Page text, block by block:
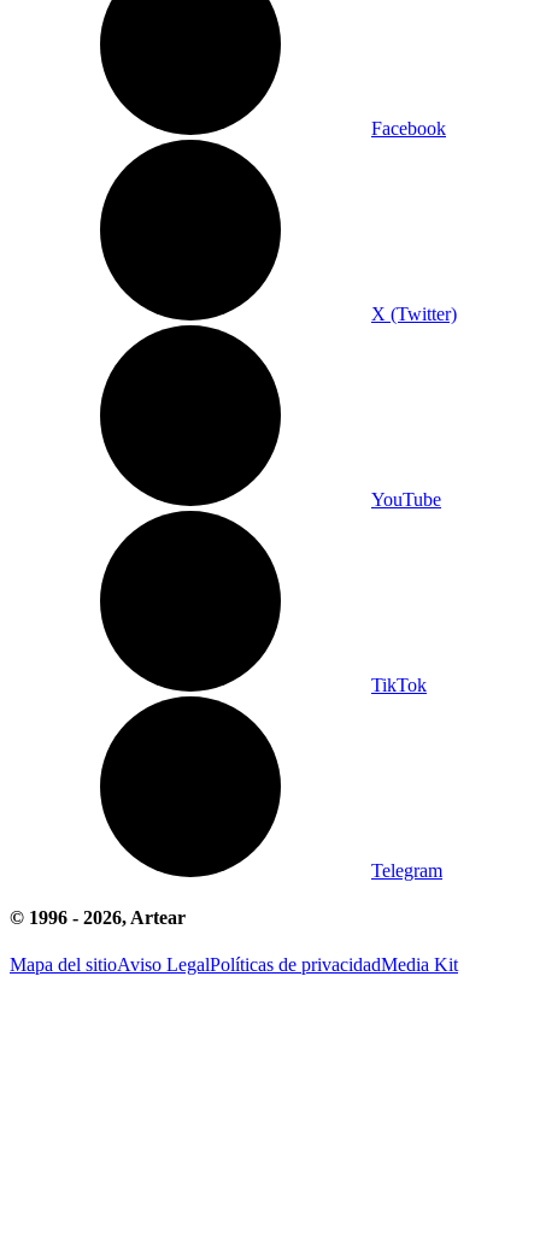
Facebook
X (Twitter)
YouTube
TikTok
Telegram
© 1996 - 2026, Artear
Mapa del sitioAviso LegalPolíticas de privacidadMedia Kit